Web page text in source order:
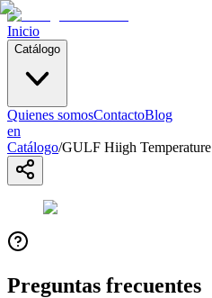
Inicio
Catálogo
Quienes somosContactoBlog
en
Catálogo/GULF Hiigh Temperature
Preguntas frecuentes